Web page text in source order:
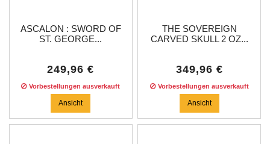
ASCALON : SWORD OF
ST. GEORGE...
249,96 €
Vorbestellungen ausverkauft
Ansicht
THE SOVEREIGN
CARVED SKULL 2 OZ...
349,96 €
Vorbestellungen ausverkauft
Ansicht